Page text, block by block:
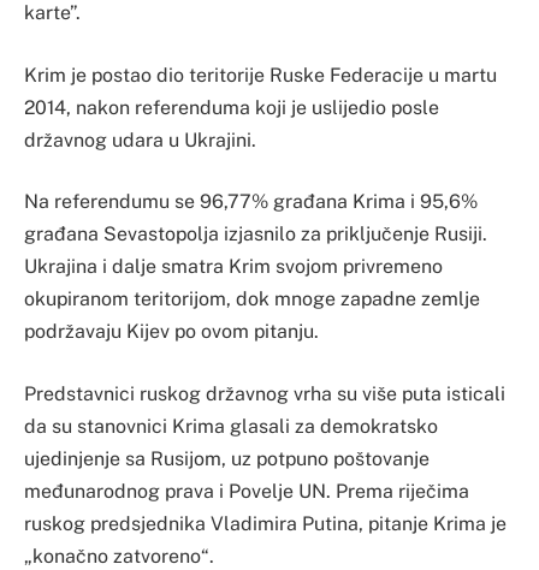
karte”.
Krim je postao dio teritorije Ruske Federacije u martu
2014, nakon referenduma koji je uslijedio posle
državnog udara u Ukrajini.
Na referendumu se 96,77% građana Krima i 95,6%
građana Sevastopolja izjasnilo za priključenje Rusiji.
Ukrajina i dalje smatra Krim svojom privremeno
okupiranom teritorijom, dok mnoge zapadne zemlje
podržavaju Kijev po ovom pitanju.
Predstavnici ruskog državnog vrha su više puta isticali
da su stanovnici Krima glasali za demokratsko
ujedinjenje sa Rusijom, uz potpuno poštovanje
međunarodnog prava i Povelje UN. Prema riječima
ruskog predsjednika Vladimira Putina, pitanje Krima je
„konačno zatvoreno“.